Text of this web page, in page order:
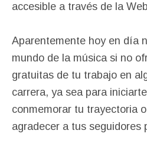
accesible a través de la
Aparentemente hoy en día
mundo de la música si no
gratuitas de tu trabajo en
carrera, ya sea para
conmemorar tu trayectoria
agradecer a tus seguidores